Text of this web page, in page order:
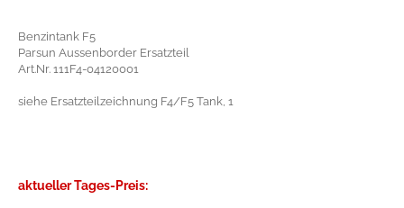
Benzintank F5
Parsun Aussenborder Ersatzteil
Art.Nr. 111F4-04120001
siehe Ersatzteilzeichnung F4/F5 Tank, 1
aktueller Tages-Preis: